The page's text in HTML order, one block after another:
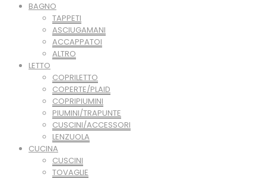
BAGNO
TAPPETI
ASCIUGAMANI
ACCAPPATOI
ALTRO
LETTO
COPRILETTO
COPERTE/PLAID
COPRIPIUMINI
PIUMINI/TRAPUNTE
CUSCINI/ACCESSORI
LENZUOLA
CUCINA
CUSCINI
TOVAGLIE